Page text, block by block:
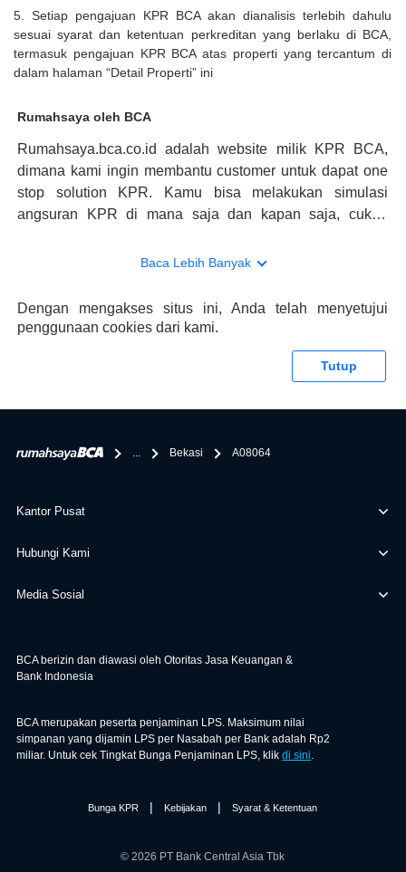
5. Setiap pengajuan KPR BCA akan dianalisis terlebih dahulu
sesuai syarat dan ketentuan perkreditan yang berlaku di BCA,
termasuk pengajuan KPR BCA atas properti yang tercantum di
dalam halaman “Detail Properti” ini
Rumahsaya oleh BCA
Rumahsaya.bca.co.id adalah website milik KPR BCA,
dimana kami ingin membantu customer untuk dapat one
stop solution KPR. Kamu bisa melakukan simulasi
angsuran KPR di mana saja dan kapan saja, cukup
konsultasi mengenai KPR, maka ada layanan live chat
memberikan keuntungan yang berlipat, persyaratan
pengajuan KPR BCA juga sangat mudah, kamu bisa cek
tentang properti disini BCA hanya sebagai pihak
bertanggung jawab terhadap informasi yang rekanan
Baca Lebih Banyak
Dengan mengakses situs ini, Anda telah menyetujui
penggunaan cookies dari kami.
Tutup
... Bekasi A08064
Kantor Pusat
Hubungi Kami
Media Sosial
BCA berizin dan diawasi oleh Otoritas Jasa Keuangan &
Bank Indonesia
BCA merupakan peserta penjaminan LPS. Maksimum nilai
simpanan yang dijamin LPS per Nasabah per Bank adalah Rp2
miliar. Untuk cek Tingkat Bunga Penjaminan LPS, klik di sini.
Bunga KPR | Kebijakan | Syarat & Ketentuan
© 2026 PT Bank Central Asia Tbk